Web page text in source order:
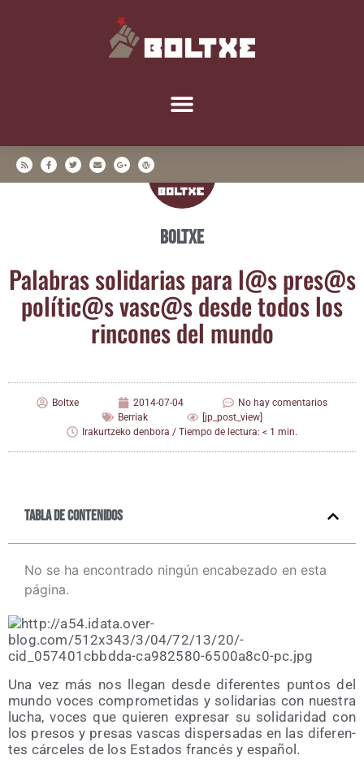
Boltxe
Pala­bras soli­da­rias para l@s pres@s
polític@s vasc@s des­de todos los
rin­co­nes del mundo
Boltxe 2014-07-04
No hay comentarios
Berriak
[jp_post_view]
Irakurtzeko denbora / Tiempo de lectura: < 1 min.
Tabla de contenidos
No se ha encontrado ningún encabezado en esta
página.
Una vez más nos lle­gan des­de dife­ren­tes pun­tos del
mun­do voces com­pro­me­ti­das y soli­da­rias con nues­tra
lucha, voces que quie­ren expre­sar su soli­da­ri­dad con
los pre­sos y pre­sas vas­cas dis­per­sa­das en las dife­ren­
tes cár­ce­les de los Esta­dos fran­cés y español.